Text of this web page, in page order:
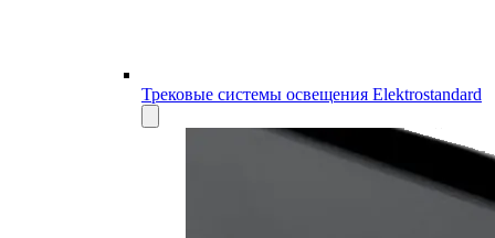
Трековые системы освещения Elektrostandard